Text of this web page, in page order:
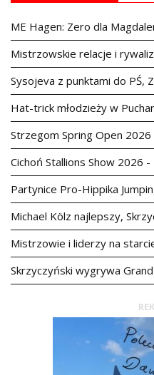
ME Hagen: Zero dla
Mistrzowskie relacje i
Sysojeva z punktami do PŚ,
Hat-trick młodzieży w
Strzegom Spring Open 2026
Cichoń Stallions Show 2026 -
Partynice Pro-Hippika
Michael Kölz najlepszy,
Mistrzowie i liderzy na
Skrzyczyński wygrywa